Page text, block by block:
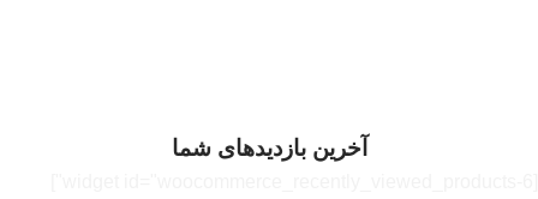
آخرین بازدیدهای شما